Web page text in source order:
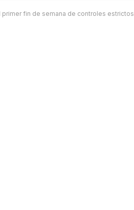
fin de semana de controles estrictos